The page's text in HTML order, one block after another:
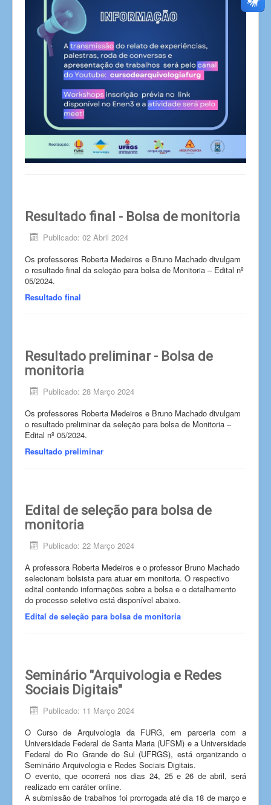
Resultado final - Bolsa de monitoria
Publicado: 02 Abril 2024
Os professores Roberta Medeiros e Bruno Machado divulgam
o resultado final da seleção para bolsa de Monitoria – Edital nº
05/2024.
Resultado final
Resultado preliminar - Bolsa de
monitoria
Publicado: 28 Março 2024
Os professores Roberta Medeiros e Bruno Machado divulgam
o resultado preliminar da seleção para bolsa de Monitoria –
Edital nº 05/2024.
Resultado preliminar
Edital de seleção para bolsa de
monitoria
Publicado: 22 Março 2024
A professora Roberta Medeiros e o professor Bruno Machado
selecionam bolsista para atuar em monitoria. O respectivo
edital contendo informações sobre a bolsa e o detalhamento
do processo seletivo está disponível abaixo.
Edital de seleção para bolsa de monitoria
Seminário "Arquivologia e Redes
Sociais Digitais"
Publicado: 11 Março 2024
O Curso de Arquivologia da FURG, em parceria com a
Universidade Federal de Santa Maria (UFSM) e a Universidade
Federal do Rio Grande do Sul (UFRGS), está organizando o
Seminário Arquivologia e Redes Sociais Digitais.
O evento, que ocorrerá nos dias 24, 25 e 26 de abril, será
realizado em caráter online.
A submissão de trabalhos foi prorrogada até dia 18 de março e